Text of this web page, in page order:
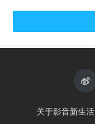
关于影音新生活